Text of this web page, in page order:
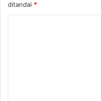
ditandai *